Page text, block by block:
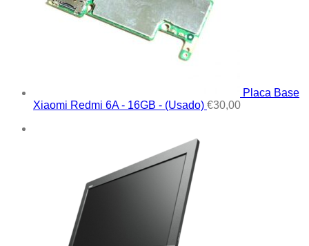
Placa Base
Xiaomi Redmi 6A - 16GB - (Usado) €30,00